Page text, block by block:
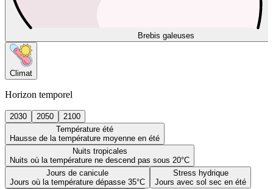
Brebis galeuses
Climat
Horizon temporel
2030 2050
2100
Température été
Hausse de la température moyenne en été
Nuits tropicales
Nuits où la température ne descend pas sous 20°C
Jours de canicule
Jours où la température dépasse 35°C
Stress hydrique
Jours avec sol sec en été